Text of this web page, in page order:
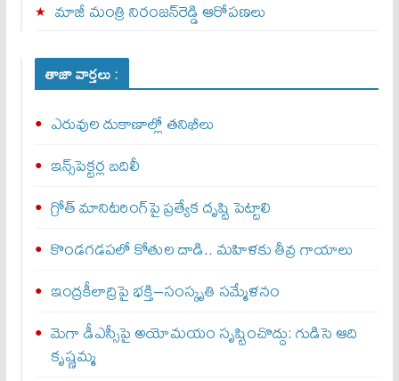
మాజీ మంత్రి నిరంజన్‌రెడ్డి ఆరోపణలు
తాజా వార్తలు :
ఎరువుల దుకాణాల్లో తనిఖీలు
ఇన్స్‌పెక్టర్ల బదిలీ
గ్రోత్ మానిటరింగ్‌పై ప్రత్యేక దృష్టి పెట్టాలి
కొండగడపలో కోతుల దాడి.. మహిళకు తీవ్ర గాయాలు
ఇంద్రకీలాద్రిపై భక్తి–సంస్కృతి సమ్మేళనం
మెగా డీఎస్సీపై అయోమయం సృష్టించొద్దు: గుడిసె ఆది
కృష్ణమ్మ